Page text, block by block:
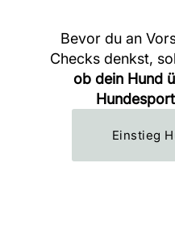
Bevor du an
Checks denkst,
ob dein Hund
Einstieg